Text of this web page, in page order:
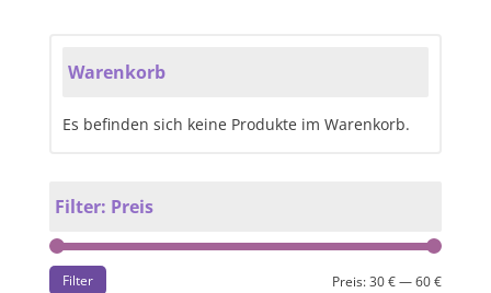
Warenkorb
Es befinden sich keine Produkte im Warenkorb.
Filter: Preis
Filter Preis:30 €—60 €